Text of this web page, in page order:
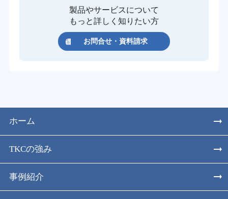
製品やサービスについて
もっと詳しく知りたい方
お問合せ・資料請求
ホーム
TKCの強み
事例紹介